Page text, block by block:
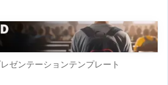
ゼンテーションテンプレート